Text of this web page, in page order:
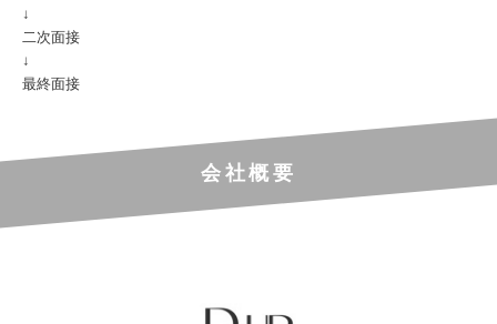
↓
二次面接
↓
最終面接
会社概要